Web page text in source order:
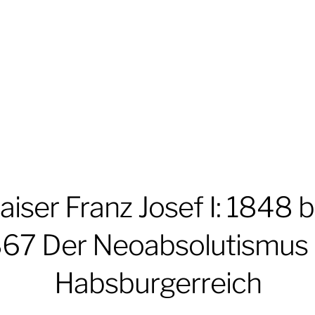
Franz Josef I: 1848
Der Neoabsolutismus
Habsburgerreich